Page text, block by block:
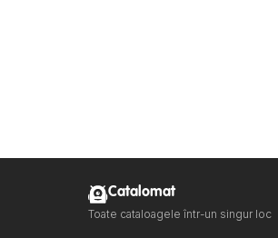
Catalomat
Toate cataloagele într-un singur loc